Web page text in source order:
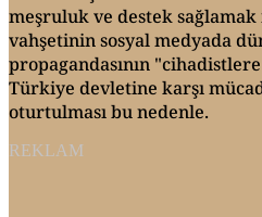
meşruluk ve destek sağlamak
vahşetinin sosyal medyada
propagandasının
Türkiye devletine karşı
oturtulması bu nedenle.
REKLAM